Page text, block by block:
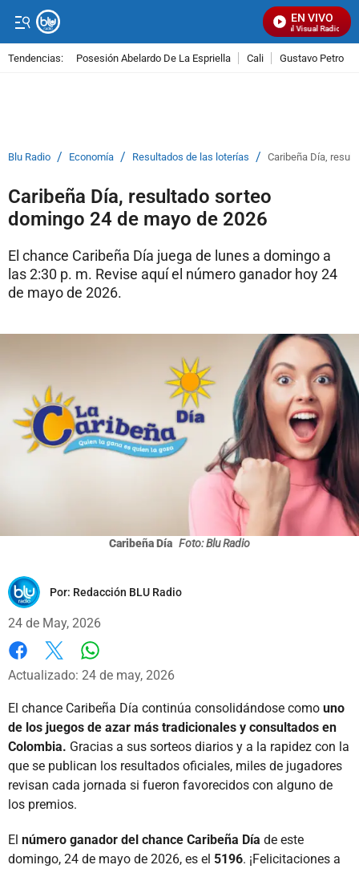
EN VIVO
Señal Visual Radio
Tendencias: Posesión Abelardo De La Espriella Cali Gustavo Petro
Blu Radio / Economía / Resultados de las loterías / Caribeña Día,
Caribeña Día, resultado sorteo
domingo 24 de mayo de 2026
El chance Caribeña Día juega de lunes a domingo a
las 2:30 p. m. Revise aquí el número ganador hoy 24
de mayo de 2026.
Caribeña Día Foto: Blu Radio
Por: Redacción BLU Radio
24 de May, 2026
Facebook
X
Actualizado: 24 de may, 2026
El chance Caribeña Día continúa consolidándose como uno
de los juegos de azar más tradicionales y consultados en
Colombia. Gracias a sus sorteos diarios y a la rapidez con la
que se publican los resultados oficiales, miles de jugadores
revisan cada jornada si fueron favorecidos con alguno de
los premios.
El número ganador del chance Caribeña Día de este
domingo, 24 de mayo de 2026, es el 5196. ¡Felicitaciones a